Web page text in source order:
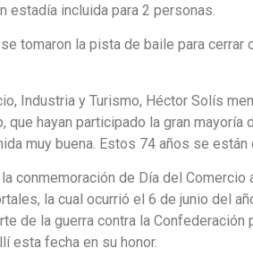
estadía incluida para 2 personas.
tomaron la pista de baile para cerrar
Industria y Turismo, Héctor Solís
que hayan participado la gran
muy buena. Estos 74 años se están
conmemoración de Día del Comercio
la cual ocurrió el 6 de junio del
de la guerra contra la
esta fecha en su honor.